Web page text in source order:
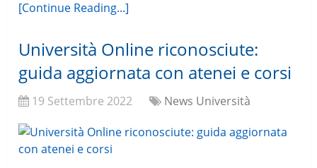
[Continue Reading...]
Università Online riconosciute:
guida aggiornata con atenei e corsi
19 Settembre 2022 News Università